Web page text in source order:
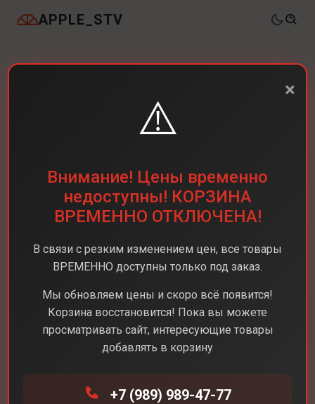
APPLE_STV
×
⚠️
Внимание! Цены временно
недоступны! КОРЗИНА
ВРЕМЕННО ОТКЛЮЧЕНА!
В связи с резким изменением цен, все товары
ВРЕМЕННО доступны только под заказ.
Мы обновляем цены и скоро всё появится!
Корзина восстановится! Пока вы можете
просматривать сайт, интересующие товары
добавлять в корзину
+7 (989) 989-47-77